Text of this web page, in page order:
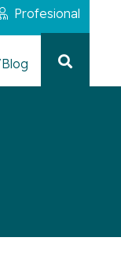
Profesional